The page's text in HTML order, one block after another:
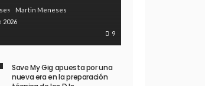
Martin Meneses
2026
9
Save My Gig apuesta por una
nueva era en la preparación